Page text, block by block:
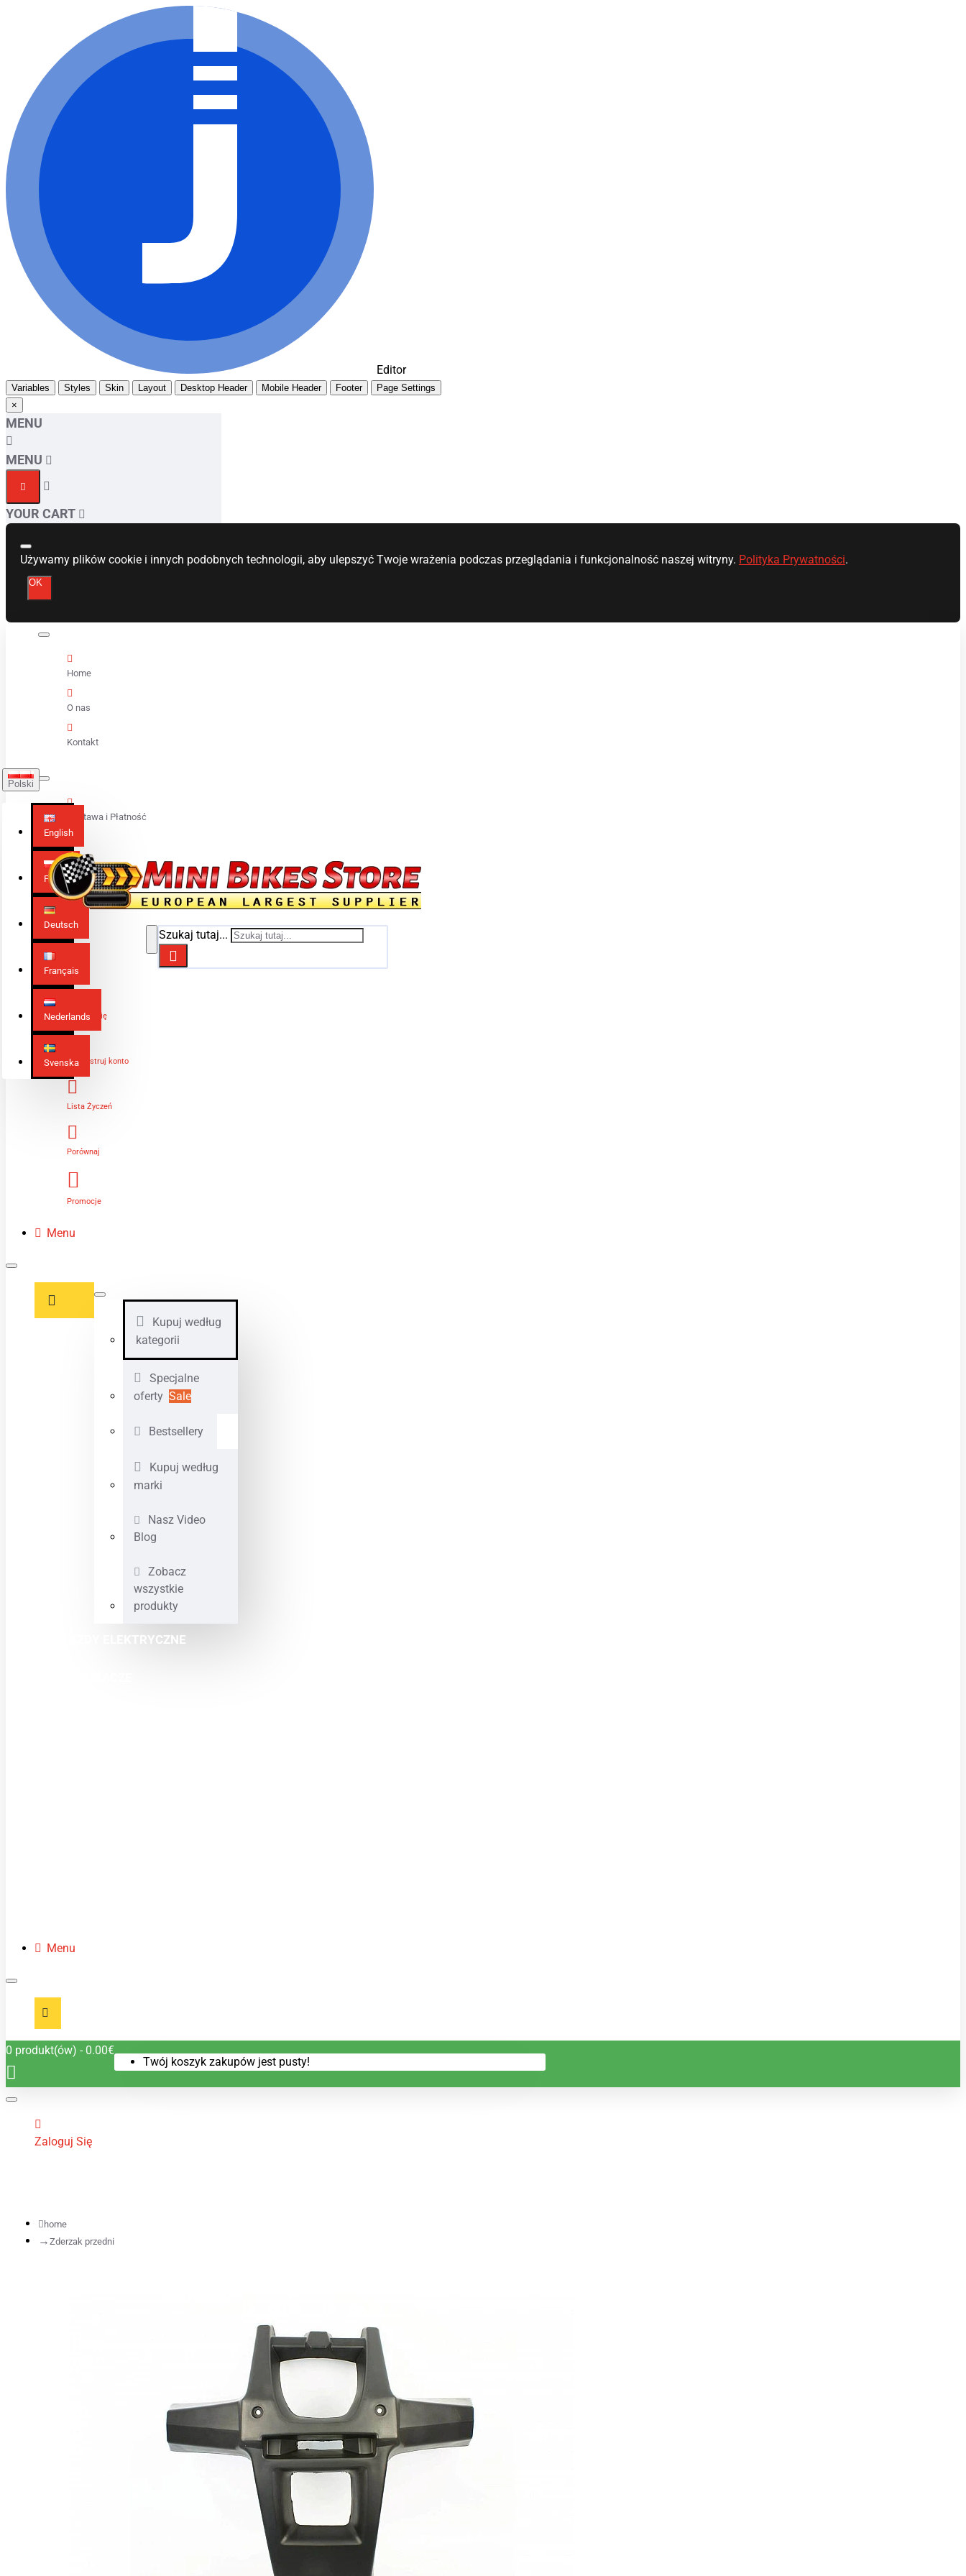
Editor
Variables Styles Skin Layout Desktop Header Mobile Header Footer
Page Settings
×
MENU
MENU
YOUR CART
Używamy plików cookie i innych podobnych technologii, aby ulepszyć Twoje wrażenia podczas przeglądania i funkcjonalność naszej witryny. Polityka Prywatności.
OK
Home
O nas
Kontakt
Polski
English
Polski
Deutsch
Français
Nederlands
Svenska
Dostawa i Płatność
Szukaj tutaj...
Zaloguj Się
Zarejestruj konto
Lista Życzeń
Porównaj
Promocje
Menu
Kupuj według
kategorii
Specjalne
oferty Sale
Bestsellery
Kupuj według
marki
Nasz Video
Blog
Zobacz
wszystkie
produkty
POJAZDY ELEKTRYCZNE
Menu
0 produkt(ów) - 0.00€
Twój koszyk zakupów jest pusty!
Zaloguj Się
home
Zderzak przedni